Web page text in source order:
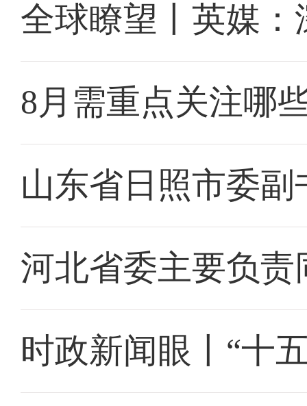
全球瞭望丨英媒
8月需重点关注哪
山东省日照市委
河北省委主要负
时政新闻眼丨“十